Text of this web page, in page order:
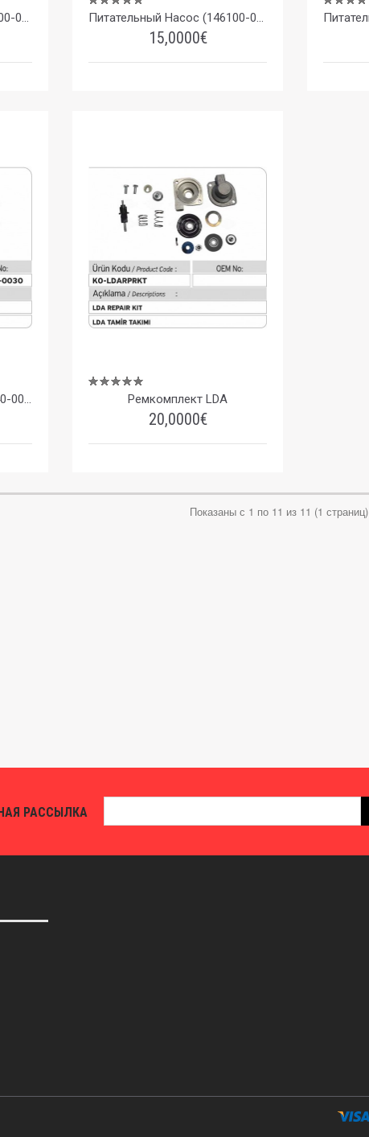
Питательный Насос (146100-0020) 9461610088 Bosch 17 Mm Питательный Насос (146100-0120) 9461610089 Bosch 20 Mm
15,0000€
Питательный Насос 096140-0030 Denso 20 Mm Ремкомплект LDA
20,0000€
Показаны с 1 по 11 из 11 (1 страниц)
РАССЫЛКА